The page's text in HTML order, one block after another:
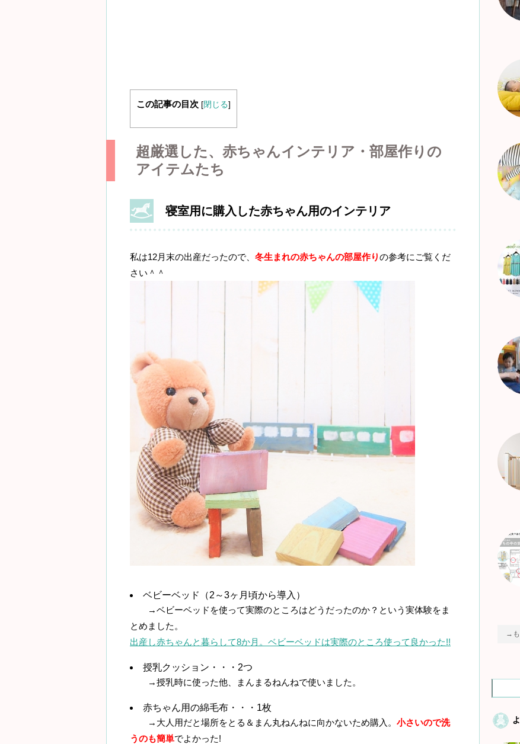
この記事の目次 [閉じる]
超厳選した、赤ちゃんインテリア・部屋作りの
アイテムたち
寝室用に購入した赤ちゃん用のインテリア
私は12月末の出産だったので、 冬生まれの赤ちゃんの部屋作りの参考にご覧くだ
さい＾＾
ベビーベッド（2～3ヶ月頃から導入）
→ベビーベッドを使って実際のところはどうだったのか？という実体験をま
とめました。
出産し赤ちゃんと暮らして8か月。ベビーベッドは実際のところ使って良かった!!
授乳クッション・・・2つ
→授乳時に使った他、まんまるねんねで使いました。
赤ちゃん用の綿毛布・・・1枚
→大人用だと場所をとる＆まん丸ねんねに向かないため購入。 小さいので洗
うのも簡単でよかった!
→も